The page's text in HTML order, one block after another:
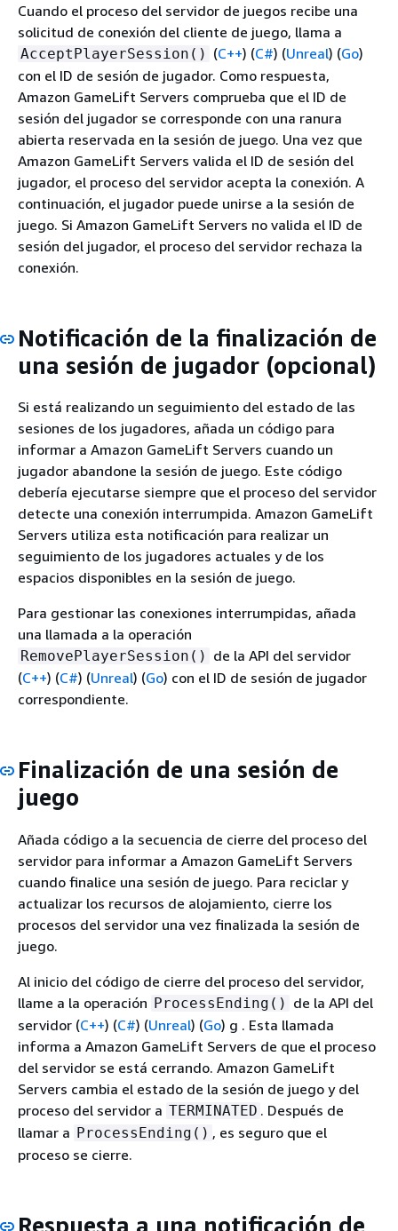
Cuando el proceso del servidor de juegos recibe una
solicitud de conexión del cliente de juego, llama a
AcceptPlayerSession() (C++) (C#) (Unreal) (Go)
con el ID de sesión de jugador. Como respuesta,
Amazon GameLift Servers comprueba que el ID de
sesión del jugador se corresponde con una ranura
abierta reservada en la sesión de juego. Una vez que
Amazon GameLift Servers valida el ID de sesión del
jugador, el proceso del servidor acepta la conexión. A
continuación, el jugador puede unirse a la sesión de
juego. Si Amazon GameLift Servers no valida el ID de
sesión del jugador, el proceso del servidor rechaza la
conexión.
Notificación de la finalización de
una sesión de jugador (opcional)
Si está realizando un seguimiento del estado de las
sesiones de los jugadores, añada un código para
informar a Amazon GameLift Servers cuando un
jugador abandone la sesión de juego. Este código
debería ejecutarse siempre que el proceso del servidor
detecte una conexión interrumpida. Amazon GameLift
Servers utiliza esta notificación para realizar un
seguimiento de los jugadores actuales y de los
espacios disponibles en la sesión de juego.
Para gestionar las conexiones interrumpidas, añada
una llamada a la operación
RemovePlayerSession() de la API del servidor
(C++) (C#) (Unreal) (Go) con el ID de sesión de jugador
correspondiente.
Finalización de una sesión de
juego
Añada código a la secuencia de cierre del proceso del
servidor para informar a Amazon GameLift Servers
cuando finalice una sesión de juego. Para reciclar y
actualizar los recursos de alojamiento, cierre los
procesos del servidor una vez finalizada la sesión de
juego.
Al inicio del código de cierre del proceso del servidor,
llame a la operación ProcessEnding() de la API del
servidor (C++) (C#) (Unreal) (Go) g . Esta llamada
informa a Amazon GameLift Servers de que el proceso
del servidor se está cerrando. Amazon GameLift
Servers cambia el estado de la sesión de juego y del
proceso del servidor a TERMINATED . Después de
llamar a ProcessEnding() , es seguro que el
proceso se cierre.
Respuesta a una notificación de